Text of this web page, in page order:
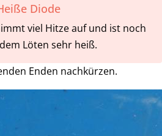
Diode
viel Hitze auf und ist noch
Löten sehr heiß.
Enden nachkürzen.